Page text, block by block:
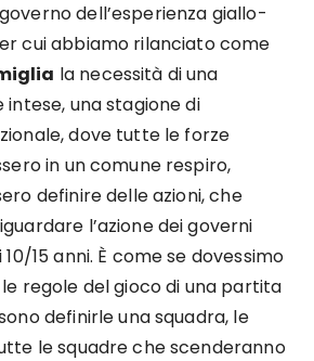
dell’esperienza giallo-
cui abbiamo rilanciato come
la necessità di una
una stagione di
dove tutte le forze
in un comune respiro,
definire delle azioni, che
l’azione dei governi
15 anni. È come se dovessimo
regole del gioco di una partita
definirle una squadra, le
le squadre che scenderanno